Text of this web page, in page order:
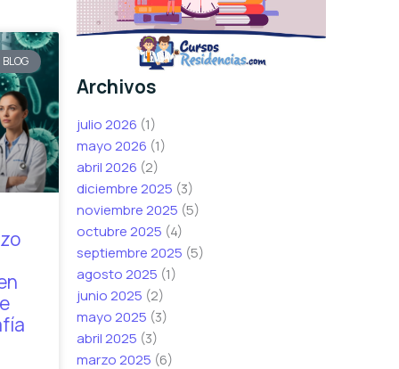
BLOG
Archivos
julio 2026 (1)
mayo 2026 (1)
abril 2026 (2)
diciembre 2025 (3)
noviembre 2025 (5)
octubre 2025 (4)
septiembre 2025 (5)
agosto 2025 (1)
junio 2025 (2)
mayo 2025 (3)
abril 2025 (3)
marzo 2025 (6)